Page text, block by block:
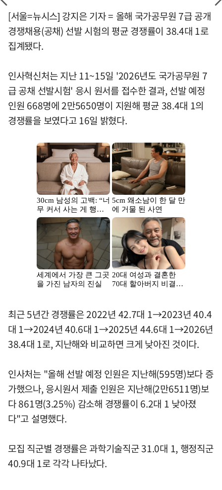
[서울=뉴시스] 강지은 기자 = 올해 국가공무원 7급 공개
경쟁채용(공채) 선발 시험의 평균 경쟁률이 38.4대 1로
집계됐다.
인사혁신처는 지난 11~15일 '2026년도 국가공무원 7
급 공채 선발시험' 응시 원서를 접수한 결과, 선발 예정
인원 668명에 2만5650명이 지원해 평균 38.4대 1의
경쟁률을 보였다고 16일 밝혔다.
최근 5년간 경쟁률은 2022년 42.7대 1→2023년 40.4
대 1→2024년 40.6대 1→2025년 44.6대 1→2026년
38.4대 1로, 지난해와 비교하면 크게 낮아진 것이다.
인사처는 "올해 선발 예정 인원은 지난해(595명)보다 증
가했으나, 응시원서 제출 인원은 지난해(2만6511명)보
다 861명(3.25%) 감소해 경쟁률이 6.2대 1 낮아졌
다"고 설명했다.
모집 직군별 경쟁률은 과학기술직군 31.0대 1, 행정직군
40.9대 1로 각각 나타났다.